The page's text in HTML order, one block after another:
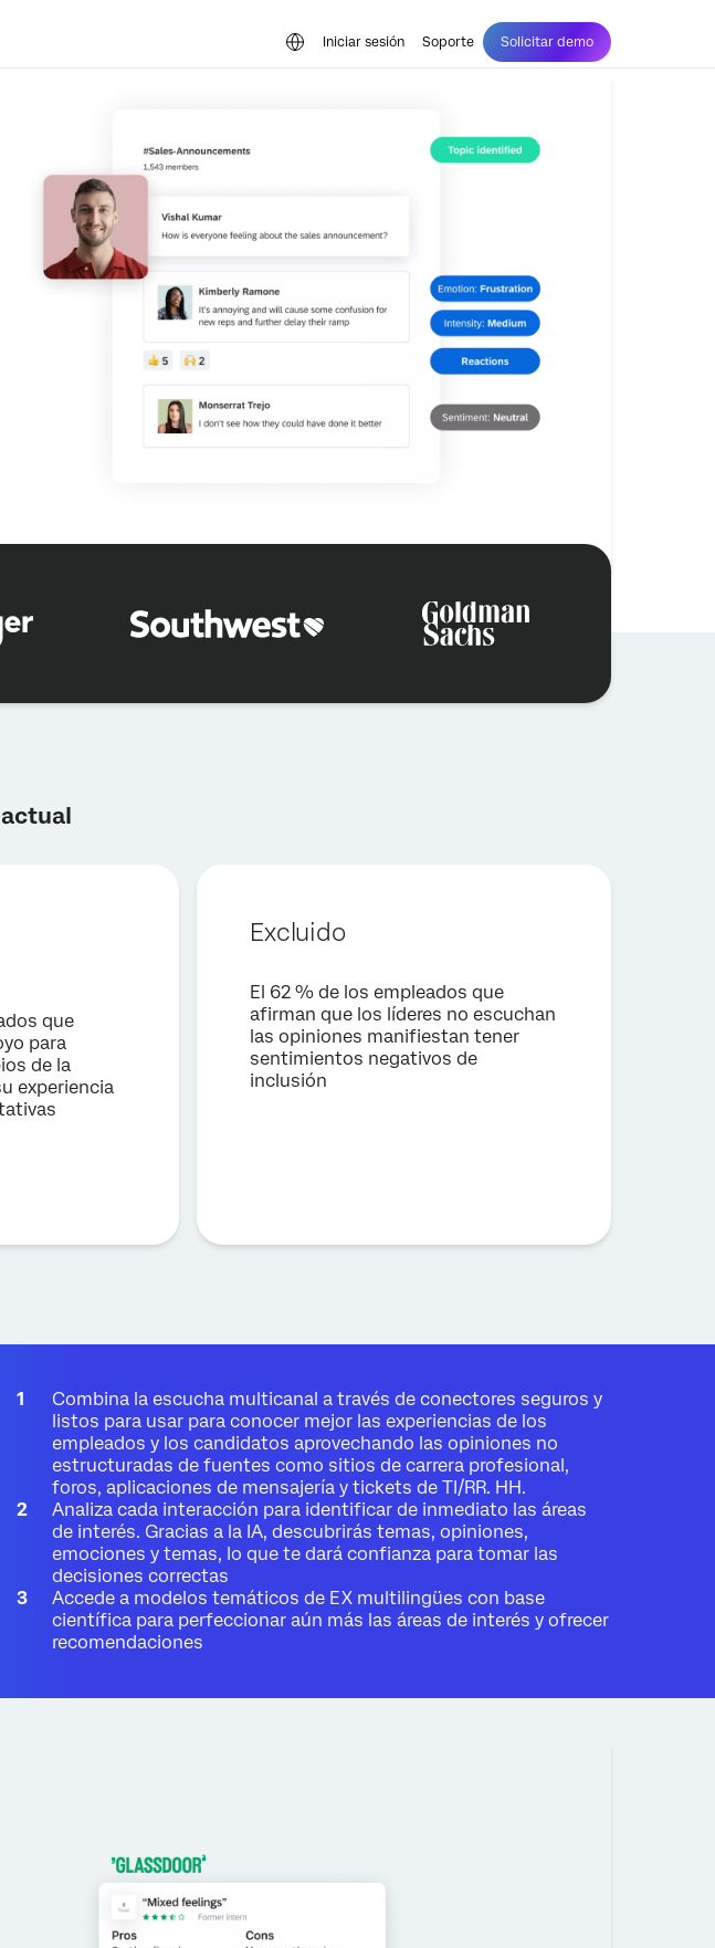
Iniciar sesión Soporte Solicitar demo
que podremos procesar tus
de privacidad
que
para
de la
experiencia
Excluido
El 62 % de los empleados que
afirman que los líderes no escuchan
las opiniones manifiestan tener
sentimientos negativos de
inclusión
Combina la escucha multicanal a través de conectores seguros y
listos para usar para conocer mejor las experiencias de los
empleados y los candidatos aprovechando las opiniones no
estructuradas de fuentes como sitios de carrera profesional,
foros, aplicaciones de mensajería y tickets de TI/RR. HH.
Analiza cada interacción para identificar de inmediato las áreas
de interés. Gracias a la IA, descubrirás temas, opiniones,
emociones y temas, lo que te dará confianza para tomar las
decisiones correctas
Accede a modelos temáticos de EX multilingües con base
científica para perfeccionar aún más las áreas de interés y ofrecer
recomendaciones